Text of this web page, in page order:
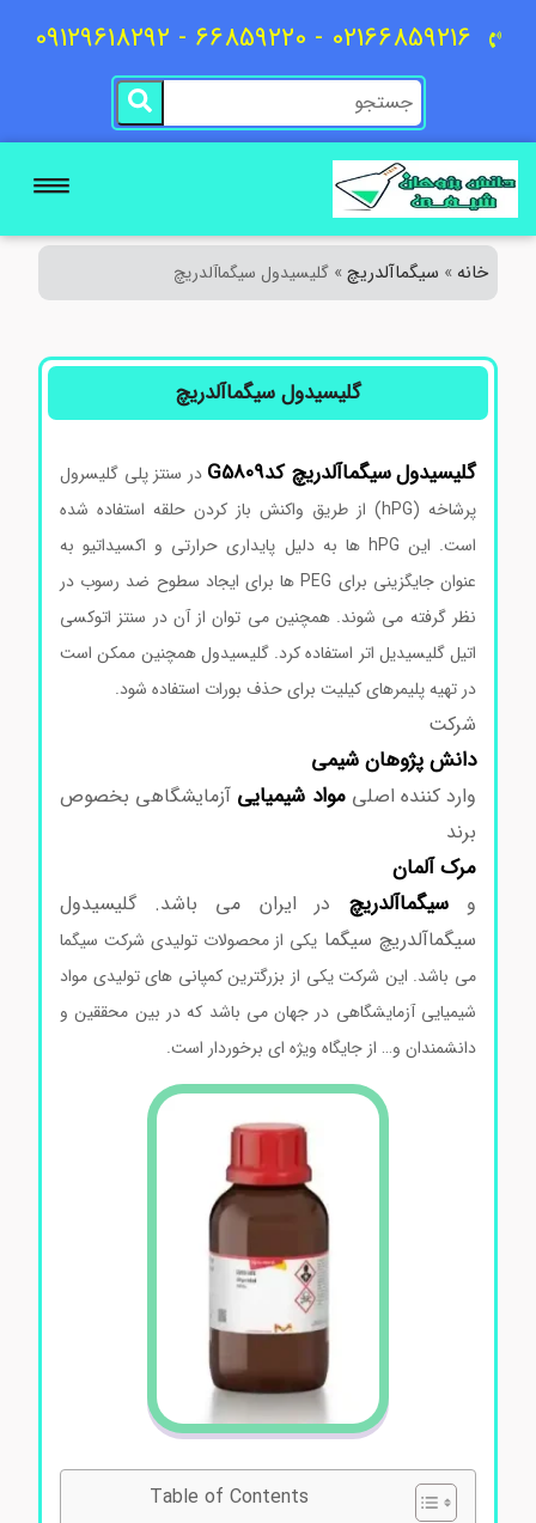
02166859216 - 66859220 - 09129618292
خانه»سیگماآلدریچ»گلیسیدول سیگماآلدریچ
گلیسیدول سیگماآلدریچ
گلیسیدولسیگماآلدریچکدG5809
در سنتز پلی گلیسرول
پرشاخه (hPG) از طریق واکنش باز کردن حلقه استفاده شده
است. این hPG ها به دلیل پایداری حرارتی و اکسیداتیو به
عنوان جایگزینی برای PEG ها برای ایجاد سطوح ضد رسوب در
نظر گرفته می شوند. همچنین می توان از آن در سنتز اتوکسی
اتیل گلیسیدیل اتر استفاده کرد. گلیسیدول همچنین ممکن است
در تهیه پلیمرهای کیلیت برای حذف بورات استفاده شود.
شرکت
دانش پژوهان شیمی
وارد کننده اصلیموادشیمیاییآزمایشگاهی بخصوص
برند
مرکآلمان
وسیگماآلدریچدر ایران می باشد. گلیسیدول
سیگماآلدریچ سیگمایکی از محصولات تولیدی شرکت سیگما
می باشد. این شرکت یکی از بزرگترین کمپانی های تولیدی مواد
شیمیایی آزمایشگاهی در جهان می باشد که در بین محققین و
دانشمندان و… از جایگاه ویژه ای برخوردار است.
Table of Contents